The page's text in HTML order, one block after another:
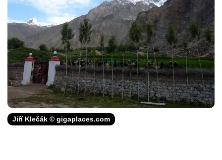
Jiří Klečák © gigaplaces.com